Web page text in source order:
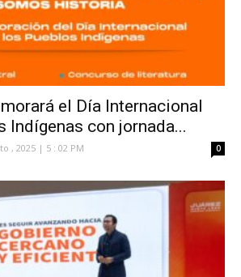
el Día Internacional
Indígenas con jornada...
, 2025 | 5 : 02 PM 0